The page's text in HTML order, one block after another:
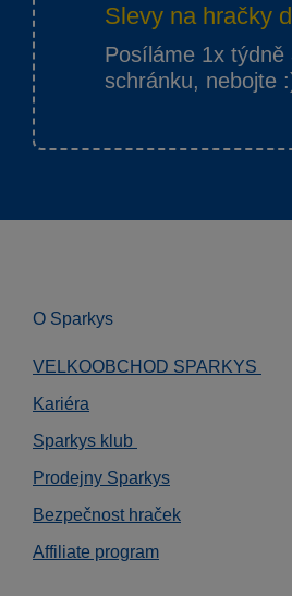
Slevy na hračky
Posíláme 1x
schránku, nebojte
O Sparkys
VELKOOBCHOD SPARKYS
Kariéra
Sparkys klub
Prodejny Sparkys
Bezpečnost hraček
Affiliate program